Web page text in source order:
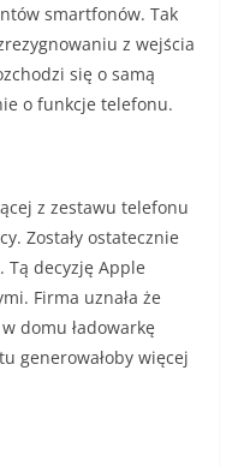
smartfonów. Tak
z wejścia
się o samą
o funkcje telefonu.
z zestawu telefonu
Zostały ostatecznie
Tą decyzję Apple
Firma uznała że
domu ładowarkę
generowałoby więcej